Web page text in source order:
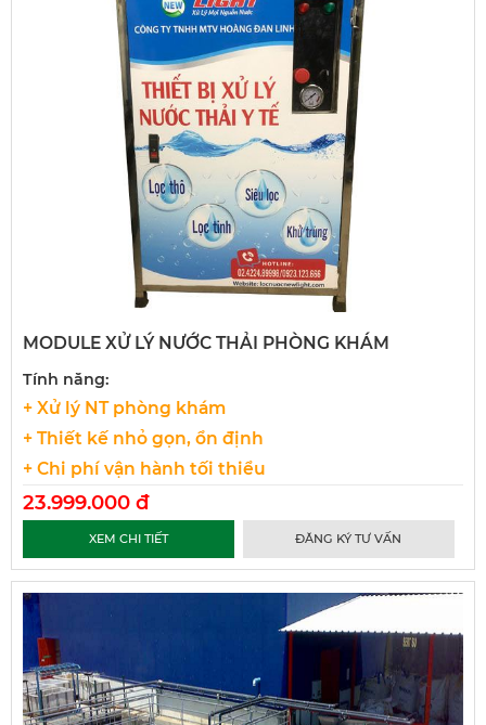
MODULE XỬ LÝ NƯỚC THẢI PHÒNG KHÁM
Tính năng:
+ Xử lý NT phòng khám
+ Thiết kế nhỏ gọn, ổn định
+ Chi phí vận hành tối thiểu
23.999.000 đ
XEM CHI TIẾT ĐĂNG KÝ TƯ VẤN